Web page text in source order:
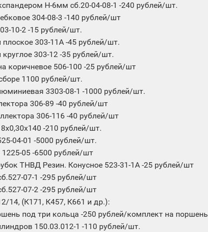
Н-6мм сб.20-04-08-1 -240 рублей/шт.
304-08-3 -140 рублей/шт
10-2 -15 рублей/шт.
303-11А -45 рублей/шт.
303-12 -35 рублей/шт.
коричневое 506-100 -25 рублей/шт
1100 рублей/шт.
3303-08-1 -1000 рублей/шт.
306-89 -40 рублей/шт
306-116 -40 рублей/шт
-210 рублей/шт.
04-01 -5000 рублей/шт.
05 -6500 рублей/шт
ТНВД Резин. Конусное 523-31-1А -25 рублей/шт
07-1 -295 рублей/шт
07-2 -295 рублей/шт
14, (К171, К457, К661 и др.):
под три кольца -250 рублей/комплект на поршень
150.03.012-1 -110 рублей/шт.